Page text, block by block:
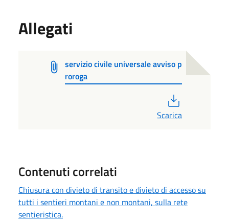
Allegati
servizio civile universale avviso p
roroga
Scarica
Contenuti correlati
Chiusura con divieto di transito e divieto di accesso su
tutti i sentieri montani e non montani, sulla rete
sentieristica.